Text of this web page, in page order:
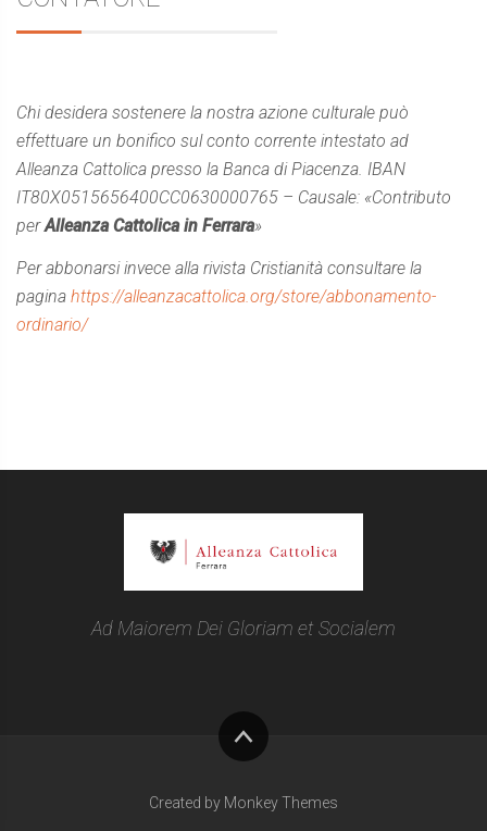
Chi desidera sostenere la nostra azione culturale può
effettuare un bonifico sul conto corrente intestato ad
Alleanza Cattolica presso la Banca di Piacenza. IBAN
IT80X0515656400CC0630000765 – Causale: «Contributo
perAlleanza Cattolica in Ferrara»
Per abbonarsi invece alla rivista Cristianità consultare la
pagina https://alleanzacattolica.org/store/abbonamento-
ordinario/
Ad Maiorem Dei Gloriam et Socialem
Created by Monkey Themes